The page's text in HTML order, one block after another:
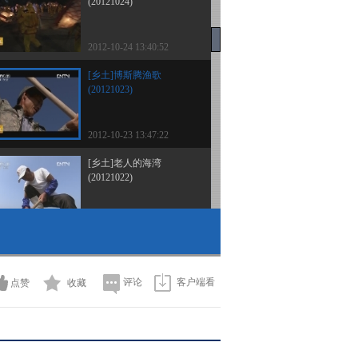
2012-10-24 13:40:52
[乡土]博斯腾渔歌
(20121023)
2012-10-23 13:47:22
[乡土]老人的海湾
(20121022)
2012-10-19 15:43:23
[乡土]陪你一起去敖汉
点赞 收藏 评论 客户端看